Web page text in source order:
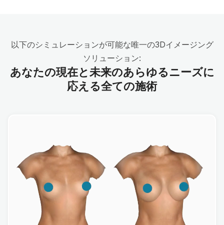
以下のシミュレーションが可能な唯一の3Dイメージング
ソリューション:
あなたの現在と未来のあらゆるニーズに
応える全ての施術